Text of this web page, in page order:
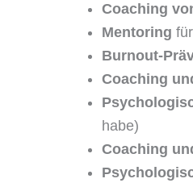
Coaching
Mentoring
Burnout-
Coaching
habe)
Coaching